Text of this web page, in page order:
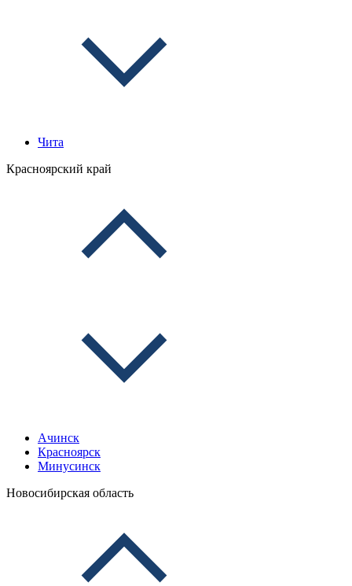
Чита
Красноярский край
Ачинск
Красноярск
Минусинск
Новосибирская область